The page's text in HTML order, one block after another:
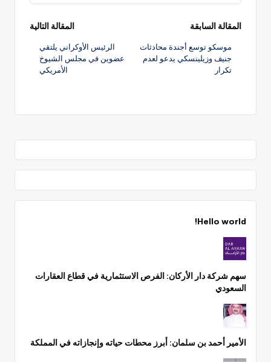
تصفّح
المقالات
المقالة السابقة
موسكو توسع أجندة محادثات
جنيف وزيلينسكي يدعو لعدم
تكرار
المقالة التالية
الرئيس الأوكراني يلتقي
عضوين في مجلس الشيوخ
الأمريكي
Hello world!
سهم شركة دار الأركان: الفرص الاستثمارية في قطاع العقارات
السعودي
الأمير أحمد بن سلمان: أبرز محطات حياته وإنجازاته في المملكة